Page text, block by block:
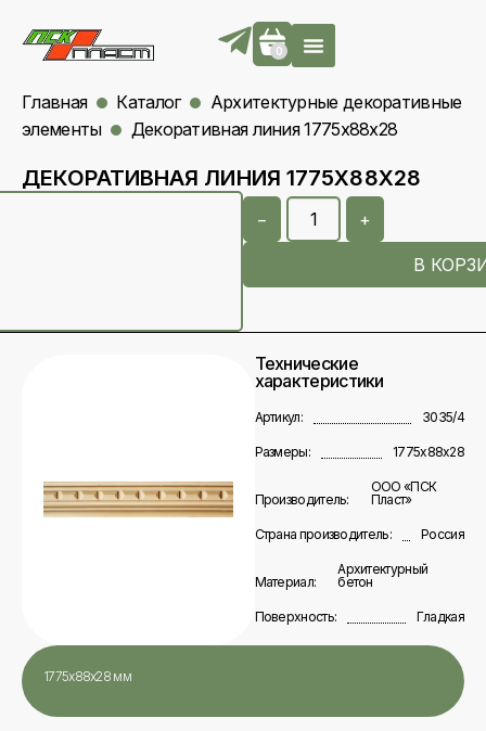
0
Главная Каталог
Архитектурные декоративные
элементы
Декоративная линия 1775х88х28
ДЕКОРАТИВНАЯ ЛИНИЯ 1775Х88Х28
− +
В
Технические
характеристики
Артикул: 3035/4
Размеры: 1775х88х28
Производитель:
ООО «ПСК
Пласт»
Страна производитель: Россия
Материал:
Архитектурный
бетон
Поверхность: Гладкая
1775х88х28 мм